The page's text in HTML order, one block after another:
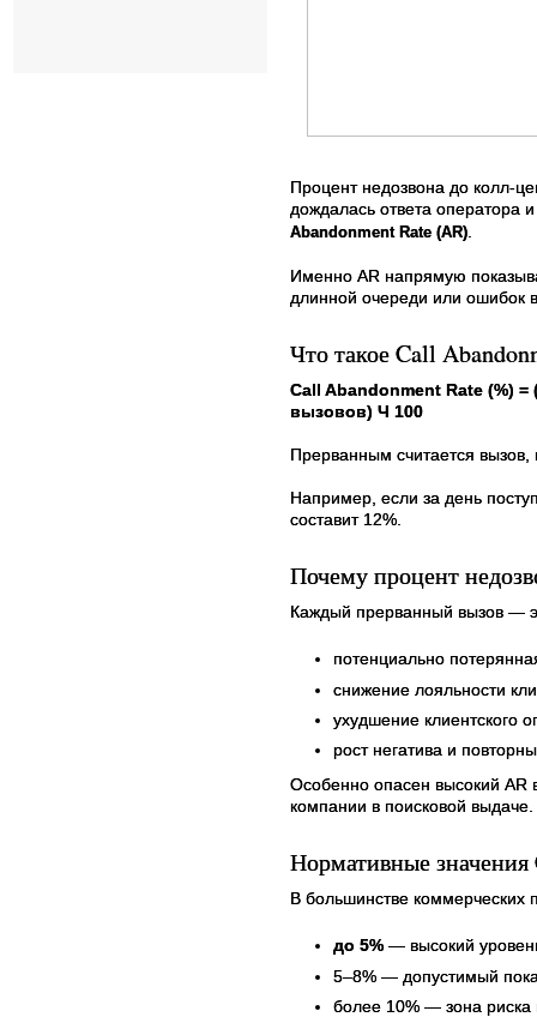
Процент недозвона до колл-
дождалась ответа оператора
Abandonment Rate (AR)
Именно AR напрямую
длинной очереди или ошибок
Что такое Call
Call Abandonment Rate (%)
вызовов) Ч 100
Прерванным считается
Например, если за день
составит 12%.
Почему процент
Каждый прерванный вызов —
потенциально
снижение лояльности
ухудшение клиентского
рост негатива и
Особенно опасен высокий AR
компании в поисковой выдаче.
Нормативные
В большинстве коммерческих
до 5%— высокий
5–8% — допустимый
более 10% — зона